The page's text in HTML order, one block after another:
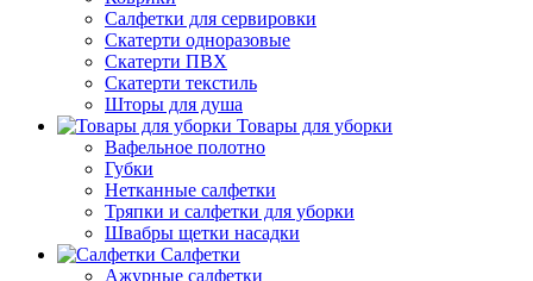
Салфетки для сервировки
Скатерти одноразовые
Скатерти ПВХ
Скатерти текстиль
Шторы для душа
Товары для уборки
Вафельное полотно
Губки
Нетканные салфетки
Тряпки и салфетки для уборки
Швабры щетки насадки
Салфетки
Ажурные салфетки